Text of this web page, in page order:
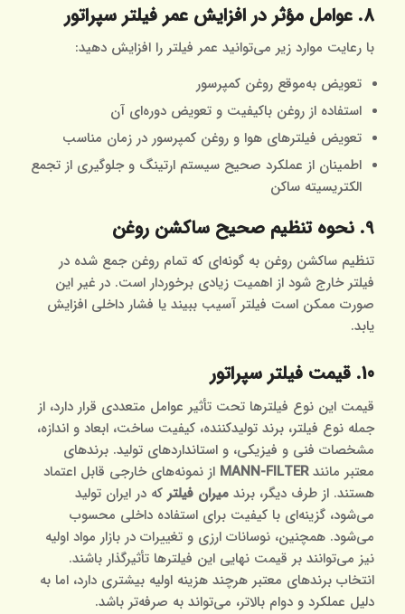
8. عوامل مؤثر در افزایش عمر فیلتر سپراتور
با رعایت موارد زیر می‌توانید عمر فیلتر را افزایش دهید:
تعویض به‌موقع روغن کمپرسور
استفاده از روغن باکیفیت و تعویض دوره‌ای آن
تعویض فیلترهای هوا و روغن کمپرسور در زمان مناسب
اطمینان از عملکرد صحیح سیستم ارتینگ و جلوگیری از تجمع
الکتریسیته ساکن
9. نحوه تنظیم صحیح ساکشن روغن
تنظیم ساکشن روغن به گونه‌ای که تمام روغن جمع شده در
فیلتر خارج شود از اهمیت زیادی برخوردار است. در غیر این
صورت ممکن است فیلتر آسیب ببیند یا فشار داخلی افزایش
یابد.
10. قیمت فیلتر سپراتور
قیمت این نوع فیلترها تحت تأثیر عوامل متعددی قرار دارد، از
جمله نوع فیلتر، برند تولیدکننده، کیفیت ساخت، ابعاد و اندازه،
مشخصات فنی و فیزیکی، و استانداردهای تولید. برندهای
معتبر مانندMANN-FILTER از نمونه‌های خارجی قابل اعتماد
هستند. از طرف دیگر، برند میران فیلتر که در ایران تولید
می‌شود، گزینه‌ای با کیفیت برای استفاده داخلی محسوب
می‌شود. همچنین، نوسانات ارزی و تغییرات در بازار مواد اولیه
نیز می‌توانند بر قیمت نهایی این فیلترها تأثیرگذار باشند.
انتخاب برندهای معتبر هرچند هزینه اولیه بیشتری دارد، اما به
دلیل عملکرد و دوام بالاتر، می‌تواند به صرفه‌تر باشد.